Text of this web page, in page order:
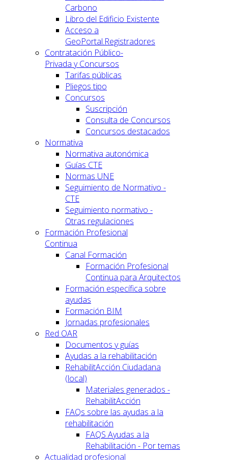
Carbono
Libro del Edificio Existente
Acceso a
GeoPortal.Registradores
Contratación Público-
Privada y Concursos
Tarifas públicas
Pliegos tipo
Concursos
Suscripción
Consulta de Concursos
Concursos destacados
Normativa
Normativa autonómica
Guías CTE
Normas UNE
Seguimiento de Normativo -
CTE
Seguimiento normativo -
Otras regulaciones
Formación Profesional
Continua
Canal Formación
Formación Profesional
Continua para Arquitectos
Formación específica sobre
ayudas
Formación BIM
Jornadas profesionales
Red OAR
Documentos y guías
Ayudas a la rehabilitación
RehabilitAcción Ciudadana
(local)
Materiales generados -
RehabilitAcción
FAQs sobre las ayudas a la
rehabilitación
FAQS Ayudas a la
Rehabilitación - Por temas
Actualidad profesional